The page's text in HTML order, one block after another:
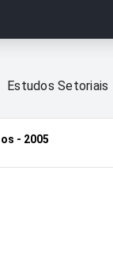
Estudos Setoriais
- 2005